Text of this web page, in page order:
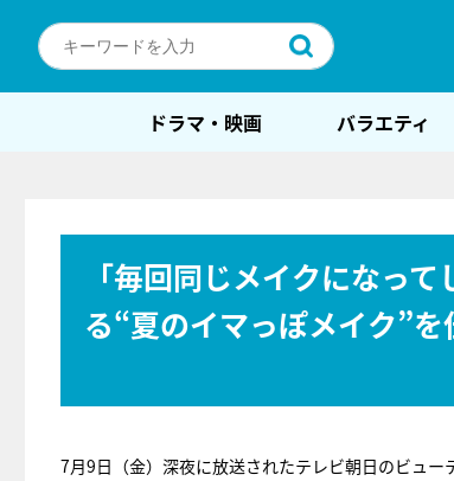
ドラマ・映画 バラエティ
「毎回同じメイクになっ
る“夏のイマっぽメイク”を
7月9日（金）深夜に放送されたテレビ朝日のビュー